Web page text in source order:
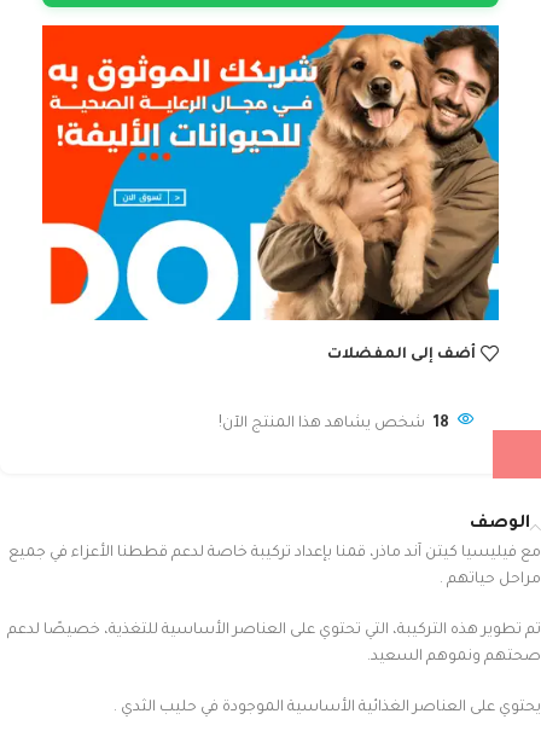
أضف إلى المفضلات
18 شخص يشاهد هذا المنتج الآن!
الوصف
مع فيليسيا كيتن آند ماذر، قمنا بإعداد تركيبة خاصة لدعم قططنا الأعزاء في جميع
مراحل حياتهم .
تم تطوير هذه التركيبة، التي تحتوي على العناصر الأساسية للتغذية، خصيصًا لدعم
صحتهم ونموهم السعيد.
يحتوي على العناصر الغذائية الأساسية الموجودة في حليب الثدي .